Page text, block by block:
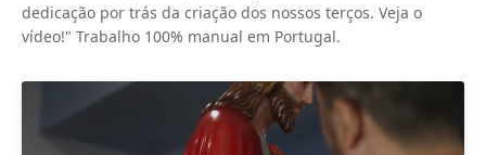
dedicação por trás da criação dos nossos terços. Veja o
vídeo!" Trabalho 100% manual em Portugal.